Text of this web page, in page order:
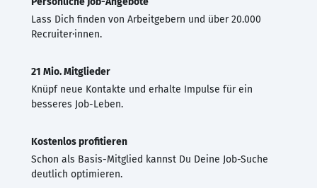
Lass Dich finden von Arbeitgebern und über 20.000
Recruiter·innen.
21 Mio. Mitglieder
Knüpf neue Kontakte und erhalte Impulse für ein
besseres Job-Leben.
Kostenlos profitieren
Schon als Basis-Mitglied kannst Du Deine Job-Suche
deutlich optimieren.